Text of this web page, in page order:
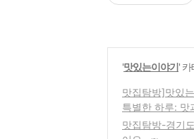
'맛있는이야기'
맛집탐방]맛있
특별한 하루: 맛
맛집탐방-경기